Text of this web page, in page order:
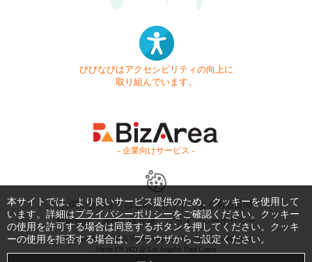
びびなびはアクセシビリティの向上に
取り組んでいます。
- 企業向けサービス -
お問い合わせ はじめてガイド
よくある質問
利用規約
商標・著作権 プライバシーポリシー
Copyright © 1999-2026 Vivid Navigation, Inc. All Rights Reserved.
Server US (42) @ Los Angeles Data Center
本サイトでは、より良いサービス提供のため、クッキーを使用して
います。詳細はプライバシーポリシーをご確認ください。クッキー
の使用を許可する場合は同意するボタンを押してください。クッキ
ーの使用を拒否する場合は、ブラウザからご設定ください。